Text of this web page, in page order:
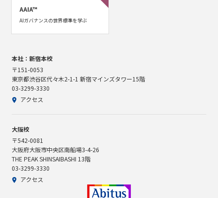
AAIA™
AIガバナンスの世界標準を学ぶ
本社：新宿本校
〒151-0053
東京都渋谷区代々木2-1-1 新宿マインズタワー15階
03-3299-3330
アクセス
大阪校
〒542-0081
大阪府大阪市中央区南船場3-4-26
THE PEAK SHINSAIBASHI 13階
03-3299-3330
アクセス